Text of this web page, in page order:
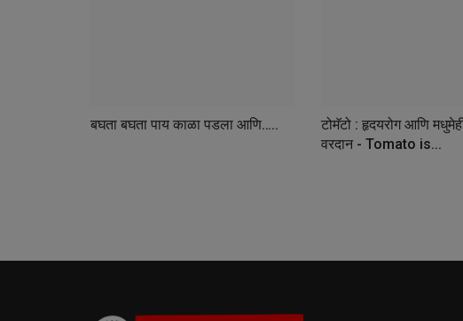
बघता बघता पाय काळा पडला आणि…..
टोमॅटो : हृदयरोग आणि
वरदान - Tomato is...